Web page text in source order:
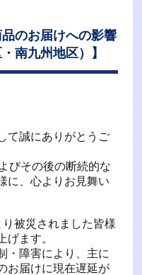
品のお届けへの影響
南九州地区）】
て誠にありがとうご
びその後の断続的な
に、心よりお見舞い
被災されました皆様
げます。
・障害により、主に
お届けに現在遅延が